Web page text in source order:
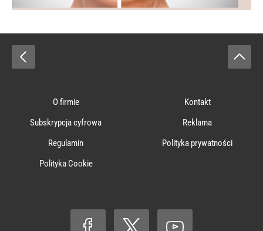
O firmie
Kontakt
Subskrypcja cyfrowa
Reklama
Regulamin
Polityka prywatności
Polityka Cookie